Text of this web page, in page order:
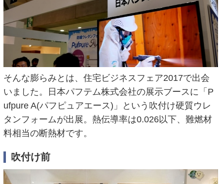
そんな膨らみとは、住宅ビジネスフェア2017で出会
いました。日本パフテム株式会社の展示ブースに「P
ufpure A(パフピュアエース)」という吹付け硬質ウレ
タンフォームが出展。熱伝導率は0.026以下、難燃材
料相当の断熱材です。
吹付け前